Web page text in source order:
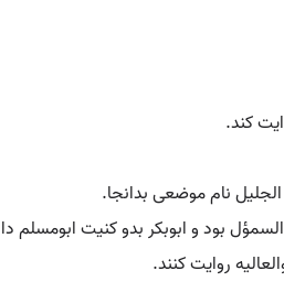
کند.
نام موضعی بدانجا.
بود و ابوبکر بدو کنیت ابومسلم
روایت کنند.